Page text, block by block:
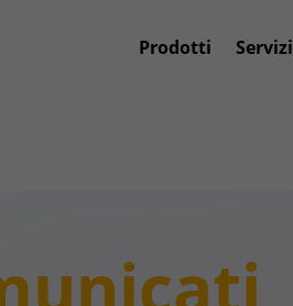
Prodotti Servizi